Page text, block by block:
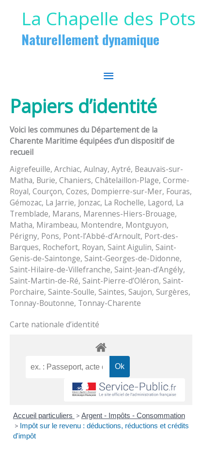
La Chapelle des Pots
Naturellement dynamique
MENU
PRINCIPAL
Papiers d’identité
Voici les communes du Département de la
Charente Maritime équipées d’un dispositif de
recueil
Aigrefeuille, Archiac, Aulnay, Aytré, Beauvais-sur-
Matha, Burie, Chaniers, Châtelaillon-Plage, Corme-
Royal, Courçon, Cozes, Dompierre-sur-Mer, Fouras,
Gémozac, La Jarrie, Jonzac, La Rochelle, Lagord, La
Tremblade, Marans, Marennes-Hiers-Brouage,
Matha, Mirambeau, Montendre, Montguyon,
Périgny, Pons, Pont-l’Abbé-d’Arnoult, Port-des-
Barques, Rochefort, Royan, Saint Aigulin, Saint-
Genis-de-Saintonge, Saint-Georges-de-Didonne,
Saint-Hilaire-de-Villefranche, Saint-Jean-d’Angély,
Saint-Martin-de-Ré, Saint-Pierre-d’Oléron, Saint-
Porchaire, Sainte-Soulle, Saintes, Saujon, Surgères,
Tonnay-Boutonne, Tonnay-Charente
Carte nationale d’identité
Accueil particuliers > Argent - Impôts - Consommation
> Impôt sur le revenu : déductions, réductions et crédits
d'impôt